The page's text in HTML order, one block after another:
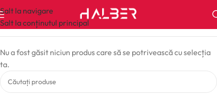
Salt la navigare
Salt la conținutul principal
Nu a fost găsit niciun produs care să se potrivească cu selecția
ta.